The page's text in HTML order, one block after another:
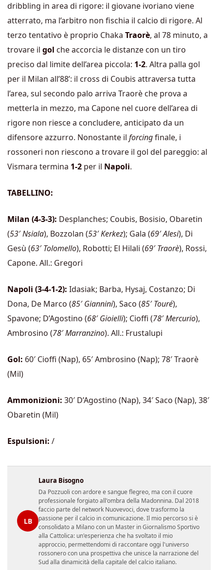
dribbling in area di rigore: il giovane ivoriano viene
atterrato, ma l’arbitro non fischia il calcio di rigore. Al
terzo tentativo è proprio Chaka Traorè, al 78 minuto, a
trovare il gol che accorcia le distanze con un tiro
preciso dal limite dell’area piccola: 1-2. Altra palla gol
per il Milan all’88’: il cross di Coubis attraversa tutta
l’area, sul secondo palo arriva Traorè che prova a
metterla in mezzo, ma Capone nel cuore dell’area di
rigore non riesce a concludere, anticipato da un
difensore azzurro. Nonostante il forcingfinale, i
rossoneri non riescono a trovare il gol del pareggio: al
Vismara termina 1-2 per il Napoli.
TABELLINO:
Milan (4-3-3): Desplanches; Coubis, Bosisio, Obaretin
(53′ Nsiala), Bozzolan (53′ Kerkez); Gala (69′ Alesi), Di
Gesù (63′ Tolomello), Robotti; El Hilali (69′ Traorè), Rossi,
Capone. All.: Gregori
Napoli (3-4-1-2): Idasiak; Barba, Hysaj, Costanzo; Di
Dona, De Marco (85′ Giannini), Saco (85′ Touré),
Spavone; D’Agostino (68′ Gioielli); Cioffi (78′ Mercurio),
Ambrosino (78′ Marranzino). All.: Frustalupi
Gol: 60′ Cioffi (Nap), 65′ Ambrosino (Nap); 78′ Traorè
(Mil)
Ammonizioni: 30′ D’Agostino (Nap), 34′ Saco (Nap), 38′
Obaretin (Mil)
Espulsioni: /
LB
Laura Bisogno
Da Pozzuoli con ardore e sangue flegreo, ma con il cuore
professionale forgiato all'ombra della Madonnina. Dal 2018
faccio parte del network Nuovevoci, dove trasformo la
passione per il calcio in comunicazione. Il mio percorso si è
consolidato a Milano con un Master in Giornalismo Sportivo
alla Cattolica: un'esperienza che ha svoltato il mio
approccio, permettendomi di raccontare oggi l'universo
rossonero con una prospettiva che unisce la narrazione del
Sud alla dinamicità della capitale del calcio italiano.